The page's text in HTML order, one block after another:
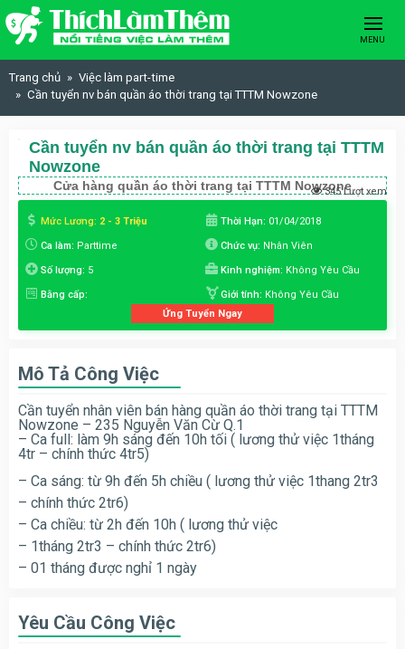
Skip to content
MENU
Trang chủ
Việc làm part-time
Cần tuyển nv bán quần áo thời trang tại TTTM Nowzone
Cần tuyển nv bán quần áo thời trang tại TTTM
Nowzone
Cửa hàng quần áo thời trang tại TTTM Nowzone345 Lượt xem
Mức Lương: 2 - 3 Triệu Thời Hạn: 01/04/2018
Ca làm: Parttime Chức vụ: Nhân Viên
Số lượng: 5 Kinh nghiệm: Không Yêu Cầu
Bằng cấp: Giới tính: Không Yêu Cầu
Ứng Tuyển Ngay
Mô Tả Công Việc
Cần tuyển nhân viên bán hàng quần áo thời trang tại TTTM
Nowzone – 235 Nguyễn Văn Cừ Q.1
– Ca full: làm 9h sáng đến 10h tối ( lương thử việc 1tháng
4tr – chính thức 4tr5)
– Ca sáng: từ 9h đến 5h chiều ( lương thử việc 1thang 2tr3
– chính thức 2tr6)
– Ca chiều: từ 2h đến 10h ( lương thử việc
– 1tháng 2tr3 – chính thức 2tr6)
– 01 tháng được nghỉ 1 ngày
Yêu Cầu Công Việc